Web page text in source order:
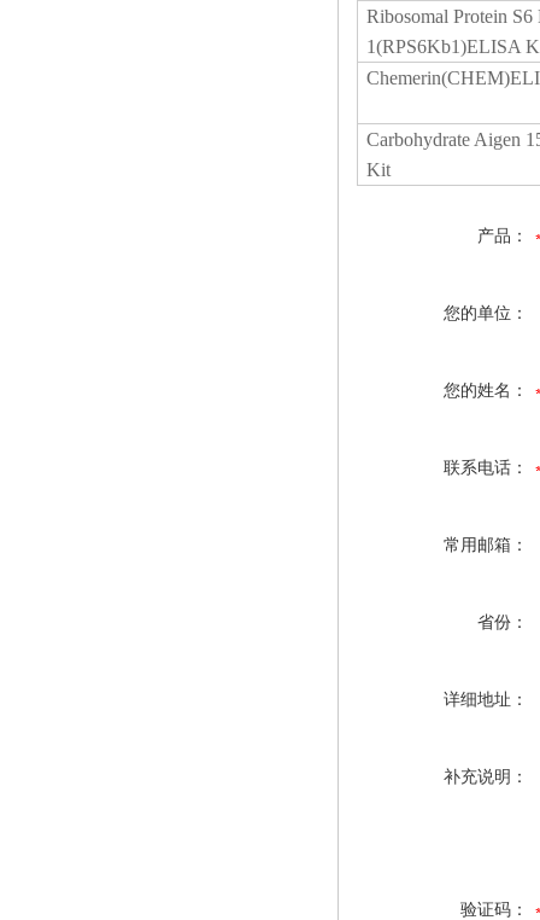
Ribosomal Protein S6
1(RPS6Kb1)ELISA
Carbohydrate Aigen
Kit
产品：
您的单位：
您的姓名：
联系电话：
常用邮箱：
省份：
详细地址：
补充说明：
验证码：